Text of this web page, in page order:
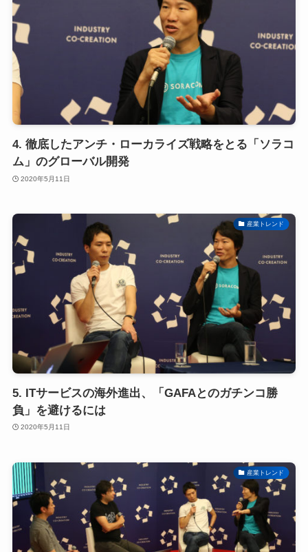
4. 徹底したアンチ・ローカライズ戦略をとる「ソラコ
ム」のグローバル開発
2020年5月11日
産業トレンド
5. ITサービスの海外進出、「GAFAとのガチンコ勝
負」を避けるには
2020年5月11日
産業トレンド